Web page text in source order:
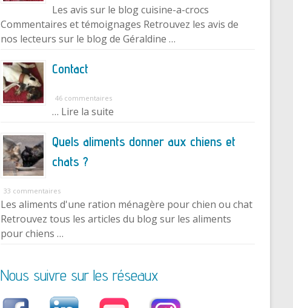
Les avis sur le blog cuisine-a-crocs
Commentaires et témoignages Retrouvez les avis de
nos lecteurs sur le blog de Géraldine …
Contact
46 commentaires
… Lire la suite
Quels aliments donner aux chiens et
chats ?
33 commentaires
Les aliments d'une ration ménagère pour chien ou chat
Retrouvez tous les articles du blog sur les aliments
pour chiens …
Nous suivre sur les réseaux